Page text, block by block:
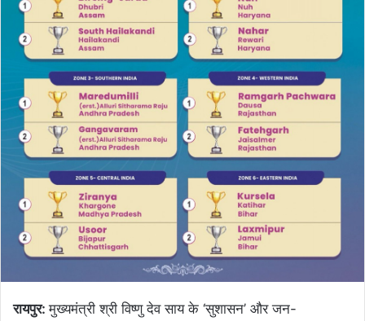
रायपुर:मुख्यमंत्री श्री विष्णु देव साय के ‘सुशासन’ और जन-